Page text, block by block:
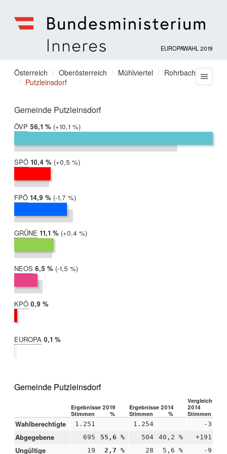
für
Inneres
EUROPAWAHL 2019
Sie
befinden
hier:
Österreich Oberösterreich Mühlviertel
Rohrbach
Putzleinsdorf
Gemeinde Putzleinsdorf
ÖVP 2019:
56,1 %
2014:
46,0 %
Differenz:
+10,1 %
SPÖ 2019:
10,4 %
2014:
9,9 %
Differenz:
+0,5 %
FPÖ 2019:
14,9 %
2014:
16,6 %
Differenz:
-1,7 %
GRÜNE 2019:
11,1 %
2014:
10,7 %
Differenz:
+0,4 %
NEOS 2019:
6,5 %
2014:
8,0 %
Differenz:
-1,5 %
KPÖ 2019:
0,9 %
EUROPA 2019:
0,1 %
Gemeinde Putzleinsdorf
Ergebnisse 2019 Ergebnisse 2014
Vergleich
2014
Stimmen
% Stimmen % Stimmen
Wahlberechtigte 1.251 1.254 -3
Abgegebene 695 55,6 % 504 40,2 % +191
Ungültige 19 2,7 % 28 5,6 % -9